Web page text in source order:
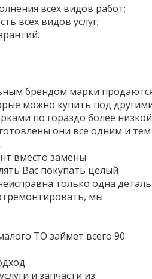
всех видов работ;
всех видов услуг;
брендом марки
можно купить под
по гораздо более низкой
они все одним и тем
вместо замены
Вас покупать целый
только одна
мы
ТО займет всего 90
и запчасти из